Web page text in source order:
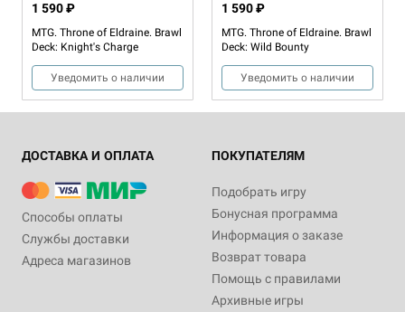
MTG. Throne of Eldraine. Brawl
Deck: Knight's Charge
1 590 ₽
Уведомить о наличии
MTG. Throne of Eldraine. Brawl
Deck: Wild Bounty
1 590 ₽
Уведомить о наличии
ДОСТАВКА И ОПЛАТА
Способы оплаты
Службы доставки
Адреса магазинов
ПОКУПАТЕЛЯМ
Подобрать игру
Бонусная программа
Информация о заказе
Возврат товара
Помощь с правилами
Архивные игры